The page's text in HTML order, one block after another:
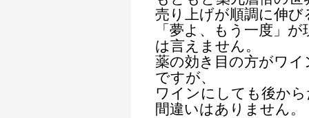
売り上げが順調に伸び
「夢よ、もう一度」
は言えません。
薬の効き目の方がワ
ですが、
ワインにしても後か
間違いはありません。